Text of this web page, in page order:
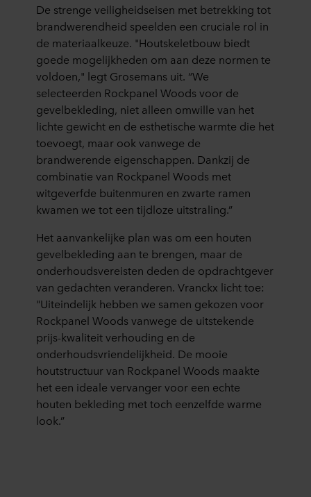
De strenge veiligheidseisen met betrekking tot
brandwerendheid speelden een cruciale rol in
de materiaalkeuze. "Houtskeletbouw biedt
goede mogelijkheden om aan deze normen te
voldoen," legt Grosemans uit. “We
selecteerden Rockpanel Woods voor de
gevelbekleding, niet alleen omwille van het
lichte gewicht en de esthetische warmte die het
toevoegt, maar ook vanwege de
brandwerende eigenschappen. Dankzij de
combinatie van Rockpanel Woods met
witgeverfde buitenmuren en zwarte ramen
kwamen we tot een tijdloze uitstraling.”
Het aanvankelijke plan was om een houten
gevelbekleding aan te brengen, maar de
onderhoudsvereisten deden de opdrachtgever
van gedachten veranderen. Vranckx licht toe:
"Uiteindelijk hebben we samen gekozen voor
Rockpanel Woods vanwege de uitstekende
prijs-kwaliteit verhouding en de
onderhoudsvriendelijkheid. De mooie
houtstructuur van Rockpanel Woods maakte
het een ideale vervanger voor een echte
houten bekleding met toch eenzelfde warme
look.”